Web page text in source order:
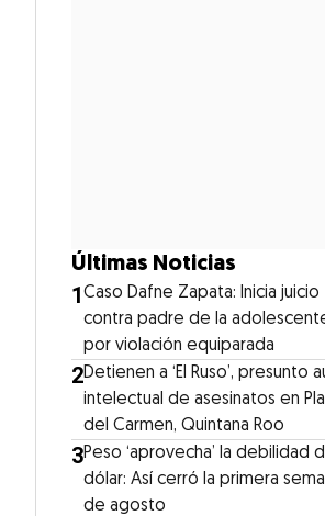
Últimas Noticias
1Caso Dafne Zapata: Inicia juicio
contra padre de la
por violación equiparada
2Detienen a ‘El Ruso’, presunto
intelectual de asesinatos en
del Carmen, Quintana Roo
3Peso ‘aprovecha’ la debilidad
dólar: Así cerró la primera
de agosto